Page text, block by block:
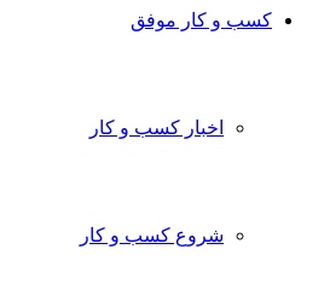
و کار موفق
اخبار کسب و کار
شروع کسب و کار